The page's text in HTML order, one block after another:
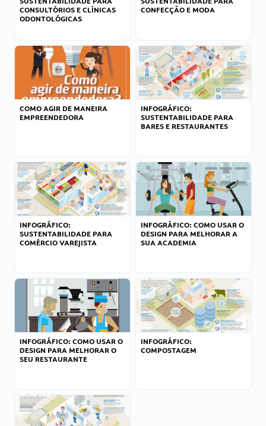
CONSULTÓRIOS E CLÍNICAS
ODONTOLÓGICAS
CONFECÇÃO E MODA
COMO AGIR DE MANEIRA
EMPREENDEDORA
INFOGRÁFICO:
SUSTENTABILIDADE PARA
BARES E RESTAURANTES
INFOGRÁFICO:
SUSTENTABILIDADE PARA
COMÉRCIO VAREJISTA
INFOGRÁFICO: COMO USAR O
DESIGN PARA MELHORAR A
SUA ACADEMIA
INFOGRÁFICO: COMO USAR O
DESIGN PARA MELHORAR O
SEU RESTAURANTE
INFOGRÁFICO:
COMPOSTAGEM